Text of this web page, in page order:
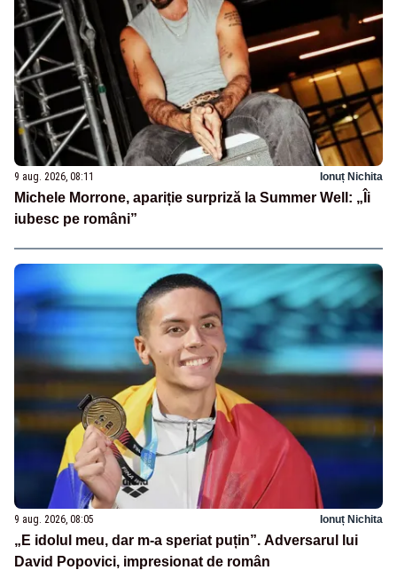
9 aug. 2026, 08:11 Ionuț Nichita
Michele Morrone, apariție surpriză la Summer Well: „Îi
iubesc pe români”
9 aug. 2026, 08:05 Ionuț Nichita
„E idolul meu, dar m-a speriat puțin”. Adversarul lui
David Popovici, impresionat de român